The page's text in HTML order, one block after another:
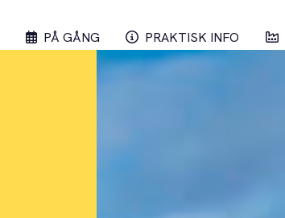
PÅ GÅNG PRAKTISK INFO